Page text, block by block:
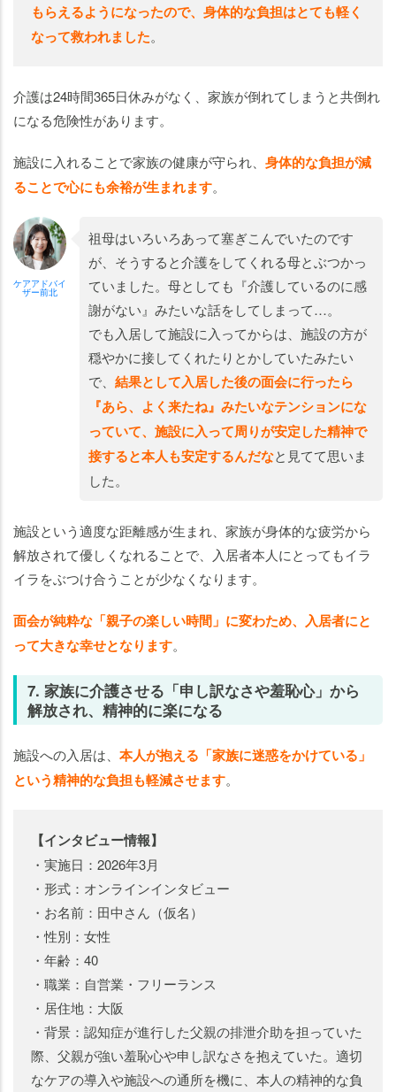
もらえるようになったので、身体的な負担はとても軽く
なって救われました。
介護は24時間365日休みがなく、家族が倒れてしまうと共倒れ
になる危険性があります。
施設に入れることで家族の健康が守られ、 身体的な負担が減
ることで心にも余裕が生まれます。
ケアアドバイ
ザー前北
祖母はいろいろあって塞ぎこんでいたのです
が、そうすると介護をしてくれる母とぶつかっ
ていました。母としても『介護しているのに感
謝がない』みたいな話をしてしまって…。
でも入居して施設に入ってからは、施設の方が
穏やかに接してくれたりとかしていたみたい
で、 結果として入居した後の面会に行ったら
『あら、よく来たね』みたいなテンションにな
っていて、施設に入って周りが安定した精神で
接すると本人も安定するんだなと見てて思いま
した。
施設という適度な距離感が生まれ、家族が身体的な疲労から
解放されて優しくなれることで、入居者本人にとってもイラ
イラをぶつけ合うことが少なくなります。
面会が純粋な「親子の楽しい時間」に変わため、入居者にと
って大きな幸せとなります。
7. 家族に介護させる「申し訳なさや羞恥心」から
解放され、精神的に楽になる
施設への入居は、 本人が抱える「家族に迷惑をかけている」
という精神的な負担も軽減させます。
【インタビュー情報】
・実施日：2026年3月
・形式：オンラインインタビュー
・お名前：田中さん（仮名）
・性別：女性
・年齢：40
・職業：自営業・フリーランス
・居住地：大阪
・背景：認知症が進行した父親の排泄介助を担っていた
際、父親が強い羞恥心や申し訳なさを抱えていた。適切
なケアの導入や施設への通所を機に、本人の精神的な負